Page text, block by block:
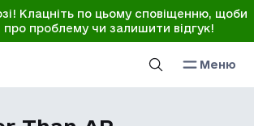
Клацніть по цьому сповіщенню, щоби
про проблему чи залишити відгук!
Меню